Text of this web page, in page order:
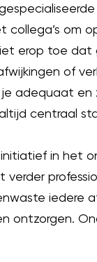
collega’s om
erop toe dat
of
adequaat en
centraal
in het
verder
iedere
ontzorgen.